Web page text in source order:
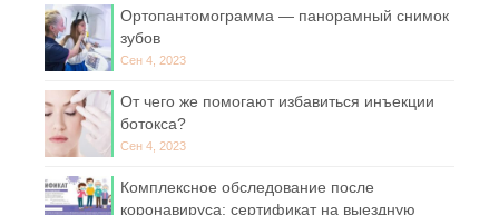
Ортопантомограмма — панорамный снимок
зубов
Сен 4, 2023
От чего же помогают избавиться инъекции
ботокса?
Сен 4, 2023
Комплексное обследование после
коронавируса: сертификат на выездную